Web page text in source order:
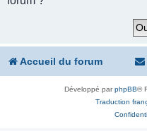
Accueil du forum
Développé parphpBB®
Traduction